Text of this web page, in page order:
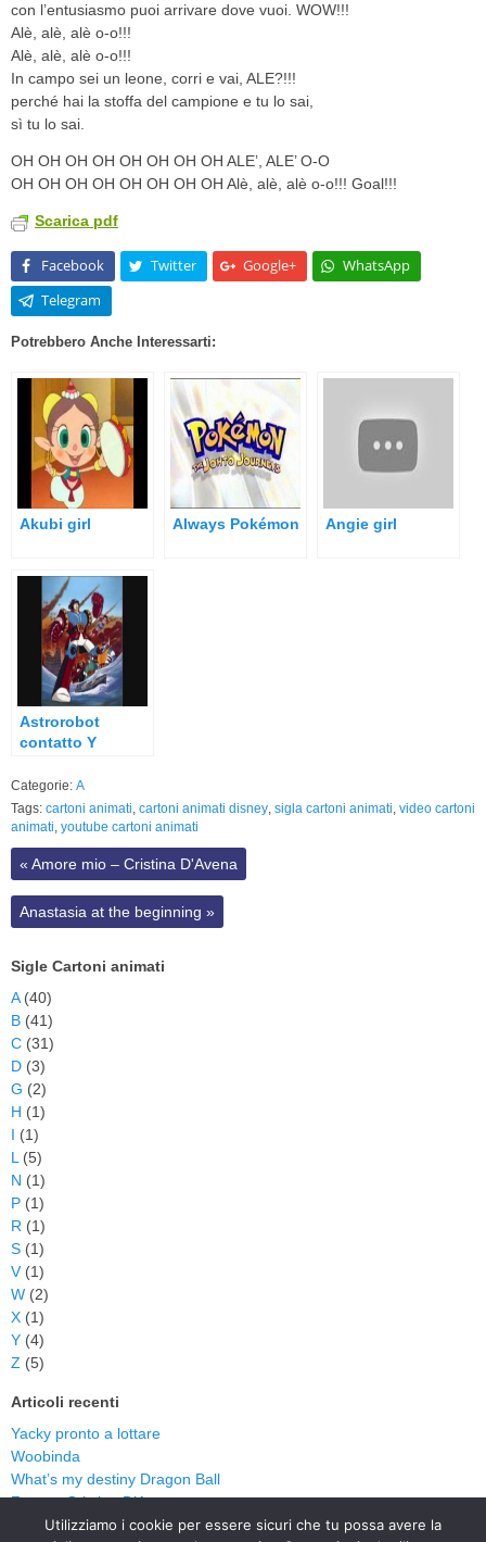
con l’entusiasmo puoi arrivare dove vuoi. WOW!!!
Alè, alè, alè o-o!!!
Alè, alè, alè o-o!!!
In campo sei un leone, corri e vai, ALE?!!!
perché hai la stoffa del campione e tu lo sai,
sì tu lo sai.
OH OH OH OH OH OH OH OH ALE’, ALE’ O-O
OH OH OH OH OH OH OH OH Alè, alè, alè o-o!!! Goal!!!
Scarica pdf
Facebook Twitter Google+
WhatsApp
Telegram
Potrebbero Anche Interessarti:
Akubi girl Always Pokémon Angie girl
Astrorobot
contatto Y
supereroi)
Categorie: A
Tags: cartoni animati cartoni animati disney sigla cartoni animati video cartoni
animati youtube cartoni animati
« Amore mio – Cristina D'Avena
Anastasia at the beginning »
Sigle Cartoni animati
A(40)
B (41)
C (31)
D (3)
G (2)
H (1)
I (1)
L (5)
N (1)
P (1)
R (1)
S (1)
V (1)
W (2)
X (1)
Y (4)
Z (5)
Articoli recenti
Yacky pronto a lottare
Woobinda
What’s my destiny Dragon Ball
Zorro – Cristina D’Avena
ZorroUtilizziamo i cookie per essere sicuri che tu possa avere la